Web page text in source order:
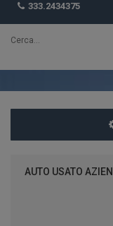
333.2434375
AUTO USATO